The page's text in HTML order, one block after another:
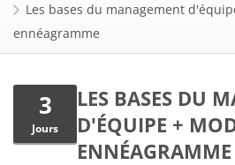
Les bases du management
ennéagramme
3
Jours
LES BASES DU
D'ÉQUIPE +
ENNÉAGRAMME